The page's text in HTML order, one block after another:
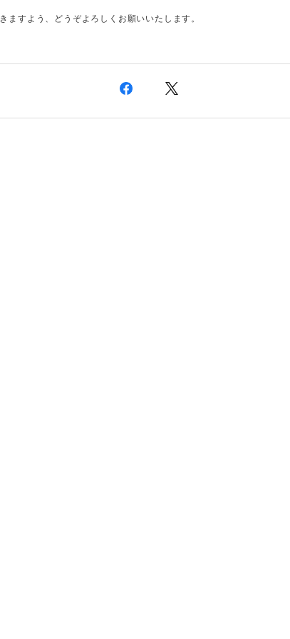
ますよう、どうぞよろしくお願いいたします。